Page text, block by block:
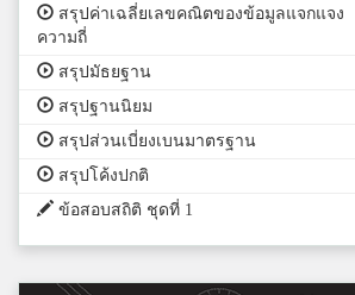
สรุปค่าเฉลี่ยเลขคณิตของข้อมูลแจกแจง
ความถี่
สรุปมัธยฐาน
สรุปฐานนิยม
สรุปส่วนเบี่ยงเบนมาตรฐาน
สรุปโค้งปกติ
ข้อสอบสถิติ ชุดที่ 1